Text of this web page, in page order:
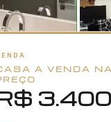
+5
A VENDA